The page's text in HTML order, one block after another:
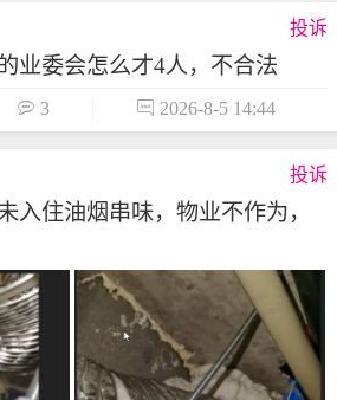
投诉
业委会怎么才4人，不合法
 3  2026-8-5 14:44
投诉
入住油烟串味，物业不作为，